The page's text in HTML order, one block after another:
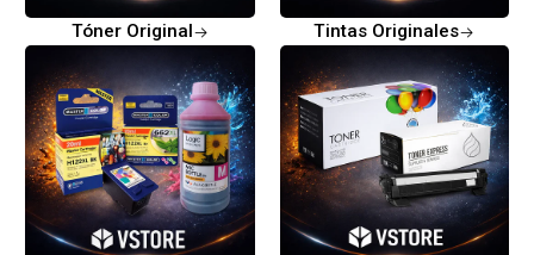
Tóner Original Tintas Originales